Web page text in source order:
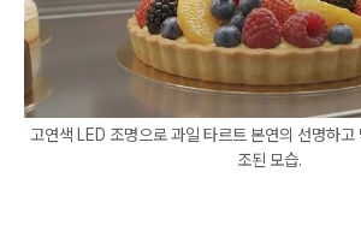
고연색 LED 조명으로 과일 타르트 본연의 선명하
조된 모습.